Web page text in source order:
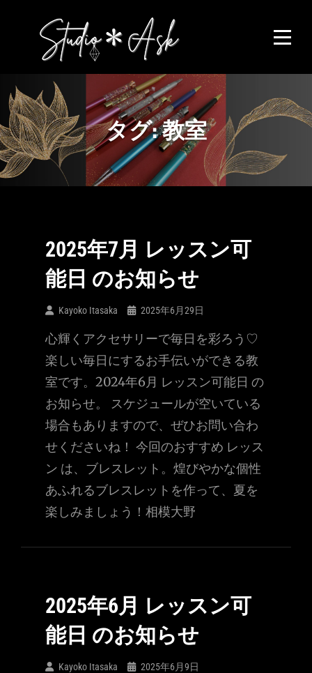
content
タグ:教室
2025年7月 レッスン可
能日 のお知らせ
Kayoko Itasaka 2025年6月29日
心輝くアクセサリーで毎日を彩ろう♡
楽しい毎日にするお手伝いができる教
室です。2024年6月 レッスン可能日 の
お知らせ。 スケジュールが空いている
場合もありますので、ぜひお問い合わ
せくださいね！ 今回のおすすめ レッス
ン は、ブレスレット。煌びやかな個性
あふれるブレスレットを作って、夏を
楽しみましょう！相模大野
2025年6月 レッスン可
能日 のお知らせ
Kayoko Itasaka 2025年6月9日